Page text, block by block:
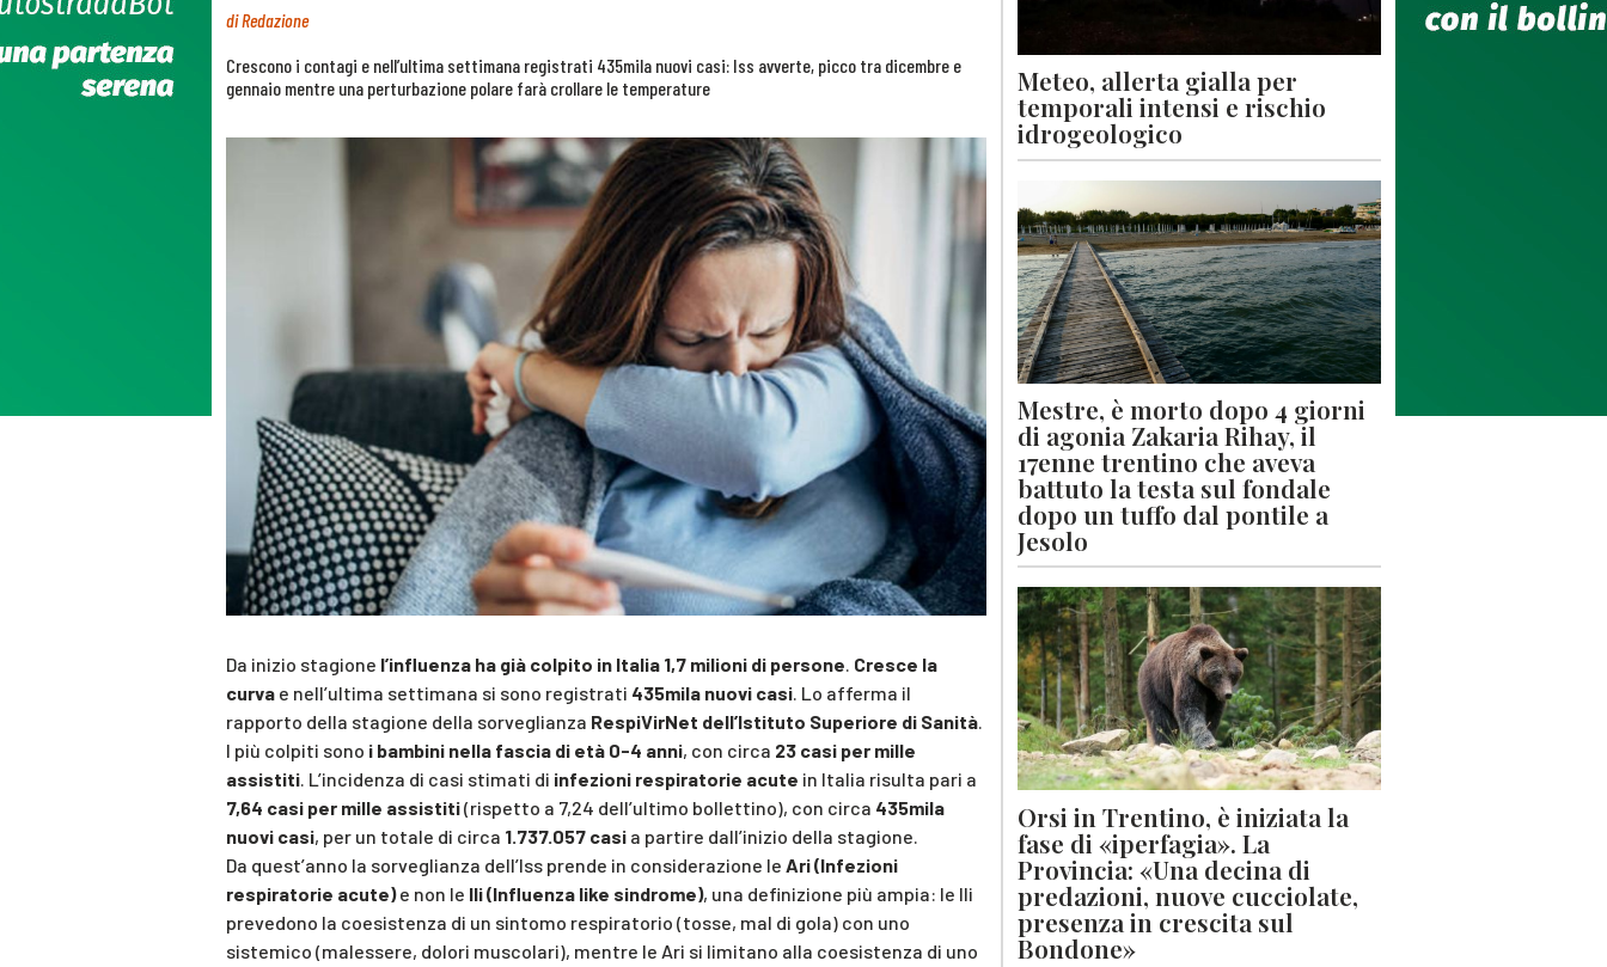
diRedazione
Crescono i contagi e nell’ultima settimana registrati 435mila nuovi casi: Iss avverte, picco tra dicembre e
gennaio mentre una perturbazione polare farà crollare le temperature
Da inizio stagione l’influenza ha già colpito in Italia 1,7 milioni di persone. Cresce la
curva e nell’ultima settimana si sono registrati 435mila nuovi casi. Lo afferma il
rapporto della stagione della sorveglianza RespiVirNet dell’Istituto Superiore di Sanità.
I più colpiti sono i bambini nella fascia di età 0-4 anni, con circa 23 casi per mille
assistiti. L’incidenza di casi stimati di infezioni respiratorie acute in Italia risulta pari a
7,64 casi per mille assistiti(rispetto a 7,24 dell’ultimo bollettino), con circa 435mila
nuovi casi, per un totale di circa 1.737.057 casi a partire dall’inizio della stagione.
Da quest’anno la sorveglianza dell’Iss prende in considerazione le Ari (Infezioni
respiratorie acute)e non le Ili (Influenza like sindrome), una definizione più ampia: le Ili
prevedono la coesistenza di un sintomo respiratorio (tosse, mal di gola) con uno
sistemico (malessere, dolori muscolari), mentre le Ari si limitano alla coesistenza di uno
Meteo, allerta gialla per
temporali intensi e rischio
idrogeologico
Mestre, è morto dopo 4 giorni
di agonia Zakaria Rihay, il
17enne trentino che aveva
battuto la testa sul fondale
dopo un tuffo dal pontile a
Jesolo
Orsi in Trentino, è iniziata la
fase di «iperfagia». La
Provincia: «Una decina di
predazioni, nuove cucciolate,
presenza in crescita sul
Bondone»